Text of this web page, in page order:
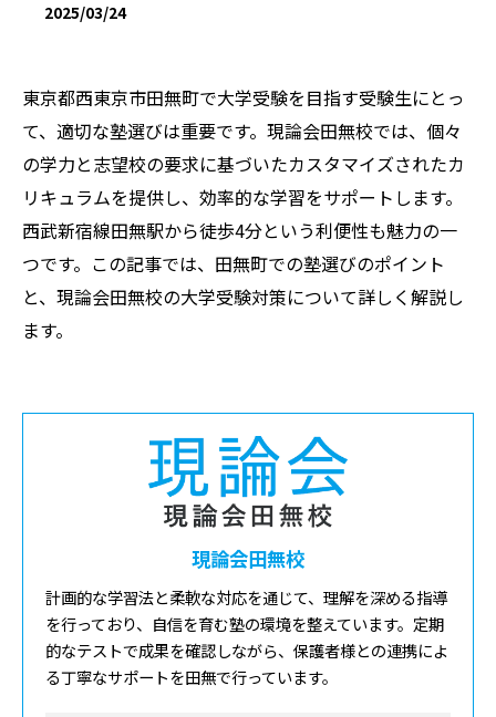
2025/03/24
東京都西東京市田無町で大学受験を目指す受験生にとっ
て、適切な塾選びは重要です。現論会田無校では、個々
の学力と志望校の要求に基づいたカスタマイズされたカ
リキュラムを提供し、効率的な学習をサポートします。
西武新宿線田無駅から徒歩4分という利便性も魅力の一
つです。この記事では、田無町での塾選びのポイント
と、現論会田無校の大学受験対策について詳しく解説し
ます。
現論会田無校
計画的な学習法と柔軟な対応を通じて、理解を深める指導
を行っており、自信を育む塾の環境を整えています。定期
的なテストで成果を確認しながら、保護者様との連携によ
る丁寧なサポートを田無で行っています。